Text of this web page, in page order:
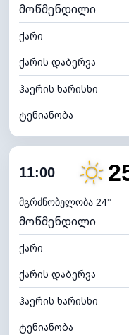
ხილვადობა
განათების ინდექსი
ღრუბლის სიმაღლე
მოწმენდილი
ქარი
ქარის დაბერვა
ჰაერის ხარისხი
ტენიანობა
ღრუბლიანობა
ნამის წერტილი
ხილვადობა
განათების ინდექსი
ღრუბლის სიმაღლე
11:00
მგრძნობელობა 24°
მოწმენდილი
ქარი
ქარის დაბერვა
ჰაერის ხარისხი
ტენიანობა